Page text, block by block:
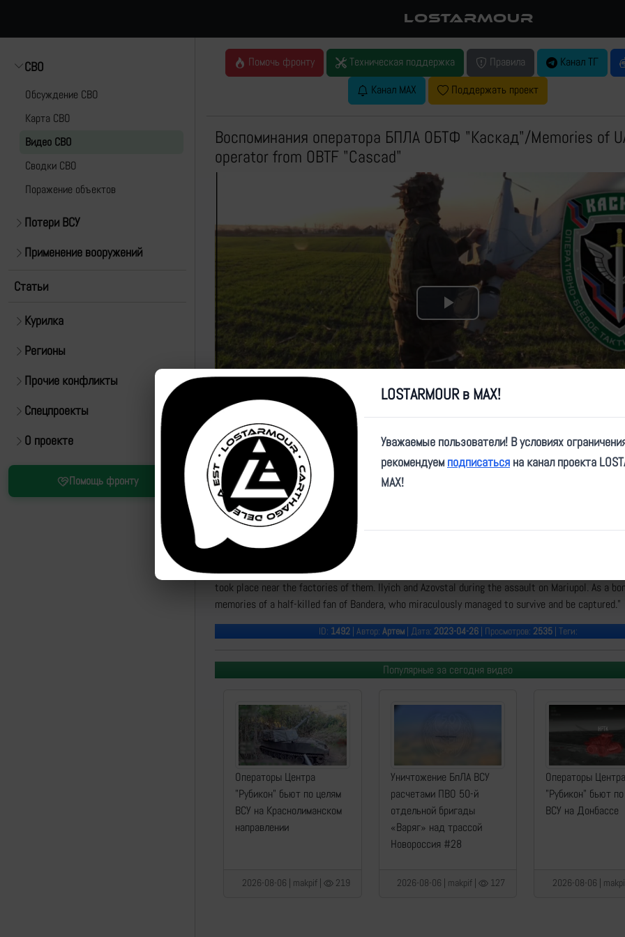
LOSTARMOUR
СВО
Обсуждение СВО
Карта СВО
Видео СВО
Cводки СВО
Поражение объектов
Потери ВСУ
Применение вооружений
Статьи
Курилка
Регионы
Прочие конфликты
Спецпроекты
О проекте
Помощь фронту
Помочь фронту Техническая поддержка Правила Канал ТГ
Канал MAX
Поддержать проект
Воспоминания оператора БПЛА ОБТФ "Каскад"/Memories of
operator from OBTF "Cascad"
Play
Video
Источник:https://t.me/obtf_kaskad/2365
Рутуб
"Оператор БЛА ОБТФ ДНР "КАСКАД” рассказывает, как проходил процесс утилизации колонн
вблизи заводов им. Ильича и «Азовсталь» в ходе штурма Мариуполя. В качестве бонуса -
недобитого поклонника Бандеры, которому чудом удалось выжить и попасть в плен."
"The operator of the UAV OBTF DNR "CASCADE” tells how the process of disposal of columns of
took place near the factories of them. Ilyich and Azovstal during the assault on Mariupol. As a
memories of a half-killed fan of Bandera, who miraculously managed to survive and be captured."
ID: 1492| Автор: Артем| Дата: 2023-04-26| Просмотров: 2535| Теги:
Популярные за сегодня видео
Операторы Центра
"Рубикон" бьют по целям
ВСУ на Краснолиманском
направлении
2026-08-06 | makpif | 219
Уничтожение БпЛА ВСУ
расчетами ПВО 50-й
отдельной бригады
«Варяг» над трассой
Новороссия #28
2026-08-06 | makpif | 127
Операторы Центра
"Рубикон" бьют
ВСУ на Донбассе
2026-08-06 |
LOSTARMOUR в MAX!
Уважаемые пользователи! В условиях
рекомендуем подписаться на канал проекта
MAX!